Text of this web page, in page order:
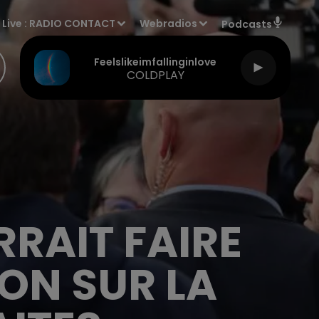
Live : RADIO CONTACT Webradios Podcasts
Feelslikeimfallinginlove
COLDPLAY
FAIRE
SUR LA